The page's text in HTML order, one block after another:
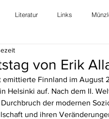
Literatur Links
von Erik
emittierte Finnland im August
Helsinki auf. Nach dem II.
der modernen
und ihren